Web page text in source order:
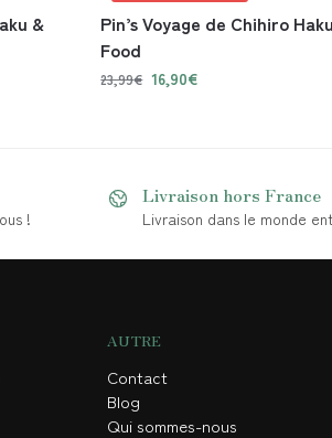
&
Pin’s Voyage de Chihiro
Food
23,99€ 16,90€
!
Livraison hors France
Livraison dans le monde
AUTRE
Contact
Blog
Qui sommes-nous